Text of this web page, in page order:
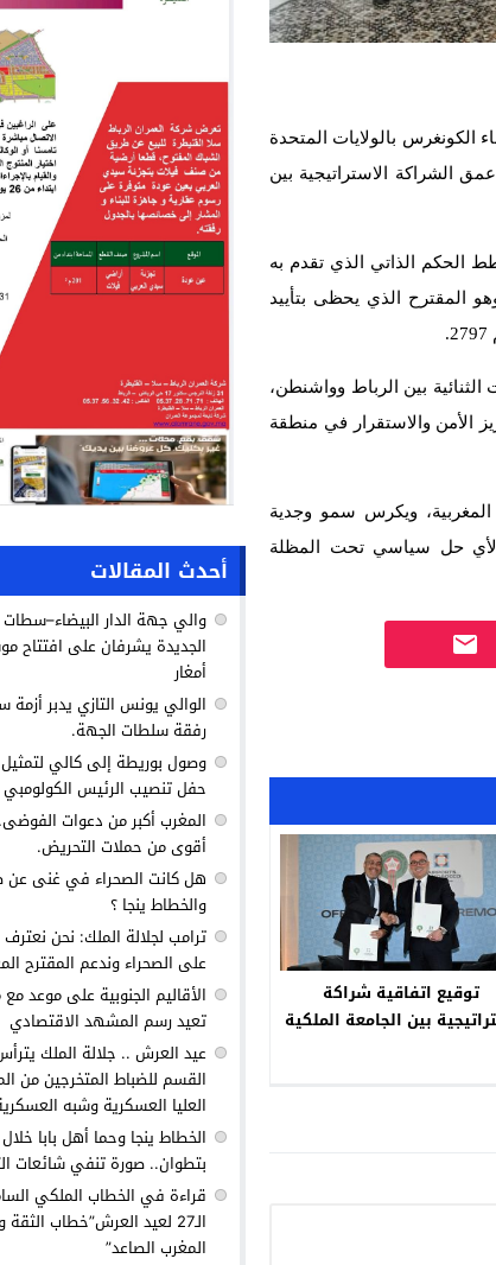
الكونغرس بالولايات المتحدة
الشراكة الاستراتيجية بين
الحكم الذاتي الذي تقدم به
المقترح الذي يحظى بتأييد
الثنائية بين الرباط وواشنطن،
الأمن والاستقرار في منطقة
المغربية، ويكرس سمو وجدية
لأي حل سياسي تحت المظلة
توقيع اتفاقية شراكة
بين الجامعة الملكية
أحدث المقالات
والي جهة الدار
الجديدة يشرفان على افتتاح
أمغار
الوالي يونس التازي يدبر أزمة
رفقة سلطات الجهة.
وصول بوريطة إلى كالي
حفل تنصيب الرئيس الكولومبي
المغرب أكبر من دعوات
أقوى من حملات التحريض.
هل كانت الصحراء في غنى عن
والخطاط ينجا ؟
ترامب لجلالة الملك: نحن
على الصحراء وندعم المقترح
الأقاليم الجنوبية على موعد
تعيد رسم المشهد الاقتصادي
عيد العرش .. جلالة الملك
القسم للضباط المتخرجين من
العليا العسكرية وشبه
الخطاط ينجا وحما أهل بابا
بتطوان.. صورة تنفي شائعات
قراءة في الخطاب الملكي
الـ27 لعيد العرش”خطاب
المغرب الصاعد”